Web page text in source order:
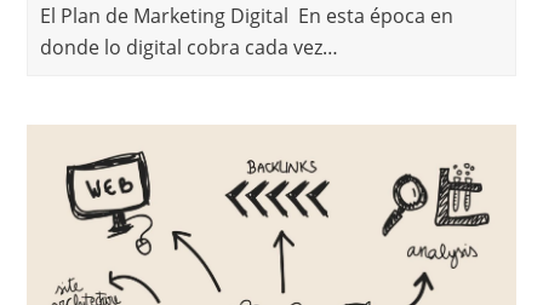
El Plan de Marketing Digital En esta época en
donde lo digital cobra cada vez…